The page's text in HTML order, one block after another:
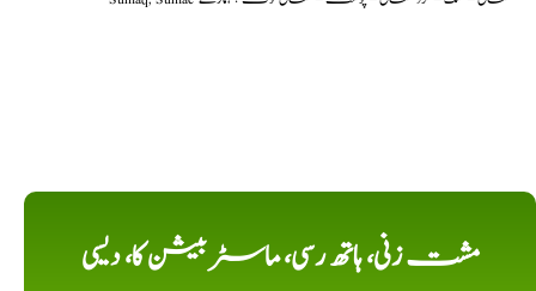
مشت زنی، ہاتھ رسی، ماسٹر بیشن کا، دیسی